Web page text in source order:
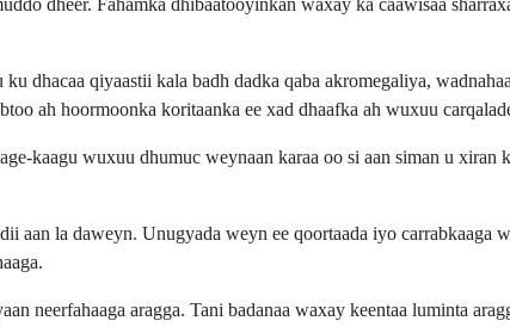
dheer. Fahamka dhibaatooyinkan waxay ka caawisaa
dhacaa qiyaastii kala badh dadka qaba akromegaliya,
ah hoormoonka koritaanka ee xad dhaafka ah wuxuu
kaagu wuxuu dhumuc weynaan karaa oo si aan siman u xiran
aan la daweyn. Unugyada weyn ee qoortaada iyo carrabkaaga
aragga. Tani badanaa waxay keentaa luminta